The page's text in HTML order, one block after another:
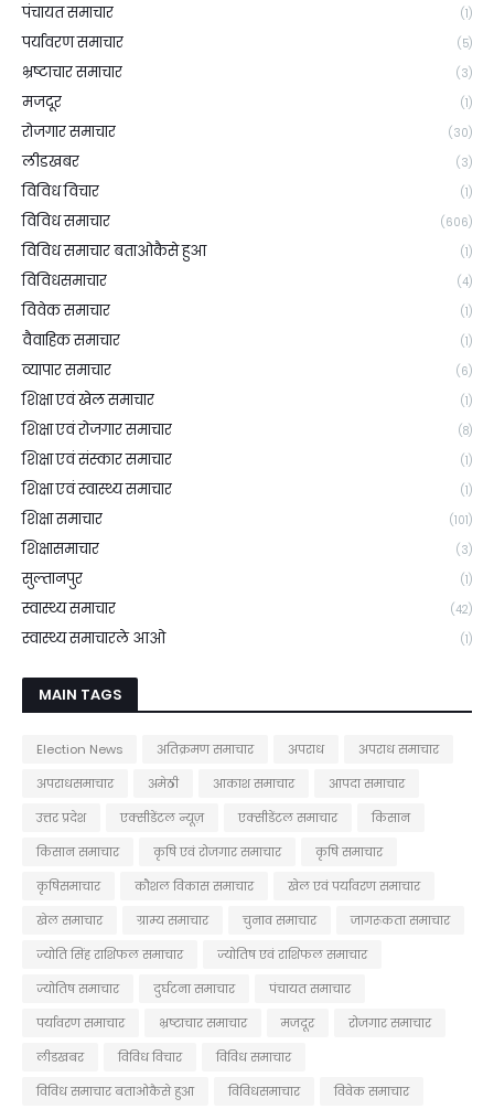
पंचायत समाचार (1)
पर्यावरण समाचार (5)
भ्रष्टाचार समाचार (3)
मजदूर (1)
रोजगार समाचार (30)
लीडखबर (3)
विविध विचार (1)
विविध समाचार (606)
विविध समाचार बताओकैसे हुआ (1)
विविधसमाचार (4)
विवेक समाचार (1)
वैवाहिक समाचार (1)
व्यापार समाचार (6)
शिक्षा एवं खेल समाचार (1)
शिक्षा एवं रोजगार समाचार (8)
शिक्षा एवं संस्कार समाचार (1)
शिक्षा एवं स्वास्थ्य समाचार (1)
शिक्षा समाचार (101)
शिक्षासमाचार (3)
सुल्तानपुर (1)
स्वास्थ्य समाचार (42)
स्वास्थ्य समाचारले आओ (1)
MAIN TAGS
Election News अतिक्रमण समाचार अपराध
अपराध समाचार
अपराधसमाचार
अमेठी आकाश समाचार
आपदा समाचार
उत्तर प्रदेश
एक्सीडेंटल न्यूज़ एक्सीडेंटल समाचार
किसान
किसान समाचार
कृषि एवं रोजगार समाचार
कृषि समाचार
कृषिसमाचार
कौशल विकास समाचार
खेल एवं पर्यावरण समाचार
खेल समाचार
ग्राम्य समाचार चुनाव समाचार
जागरूकता समाचार
ज्योति सिंह राशिफल समाचार
ज्योतिष एवं राशिफल समाचार
ज्योतिष समाचार
दुर्घटना समाचार
पंचायत समाचार
पर्यावरण समाचार
भ्रष्टाचार समाचार मजदूर
रोजगार समाचार
लीडखबर
विविध विचार
विविध समाचार
विविध समाचार बताओकैसे हुआ
विविधसमाचार
विवेक समाचार